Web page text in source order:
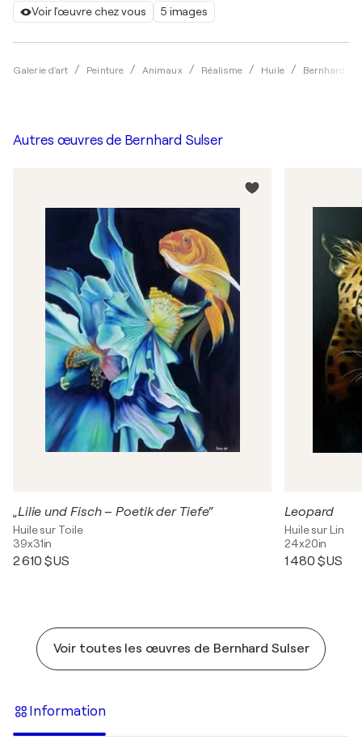
Voir l'œuvre chez vous 5 images
Galerie d'art Peinture Animaux Réalisme Huile Bernhard
Autres œuvres de Bernhard Sulser
„Lilie und Fisch – Poetik der Tiefe“
Huile sur Toile
39x31in
2 610 $US
Leopard
Huile sur Lin
24x20in
1 480 $US
Voir toutes les œuvres de Bernhard Sulser
Information